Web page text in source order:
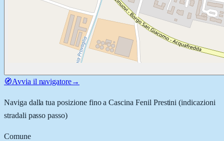
🧭Avvia il navigatore→
Naviga dalla tua posizione fino aCascina Fenil Prestini (indicazioni
stradali passo passo)
Comune